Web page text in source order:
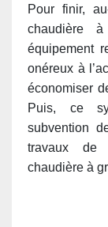
Pour finir,
chaudière
équipement
onéreux à
économiser
Puis, ce
subvention
travaux de
chaudière à